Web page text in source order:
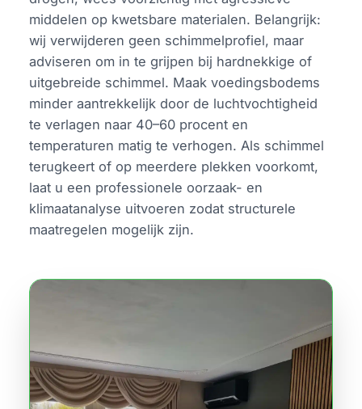
middelen op kwetsbare materialen. Belangrijk:
wij verwijderen geen schimmelprofiel, maar
adviseren om in te grijpen bij hardnekkige of
uitgebreide schimmel. Maak voedingsbodems
minder aantrekkelijk door de luchtvochtigheid
te verlagen naar 40–60 procent en
temperaturen matig te verhogen. Als schimmel
terugkeert of op meerdere plekken voorkomt,
laat u een professionele oorzaak- en
klimaatanalyse uitvoeren zodat structurele
maatregelen mogelijk zijn.